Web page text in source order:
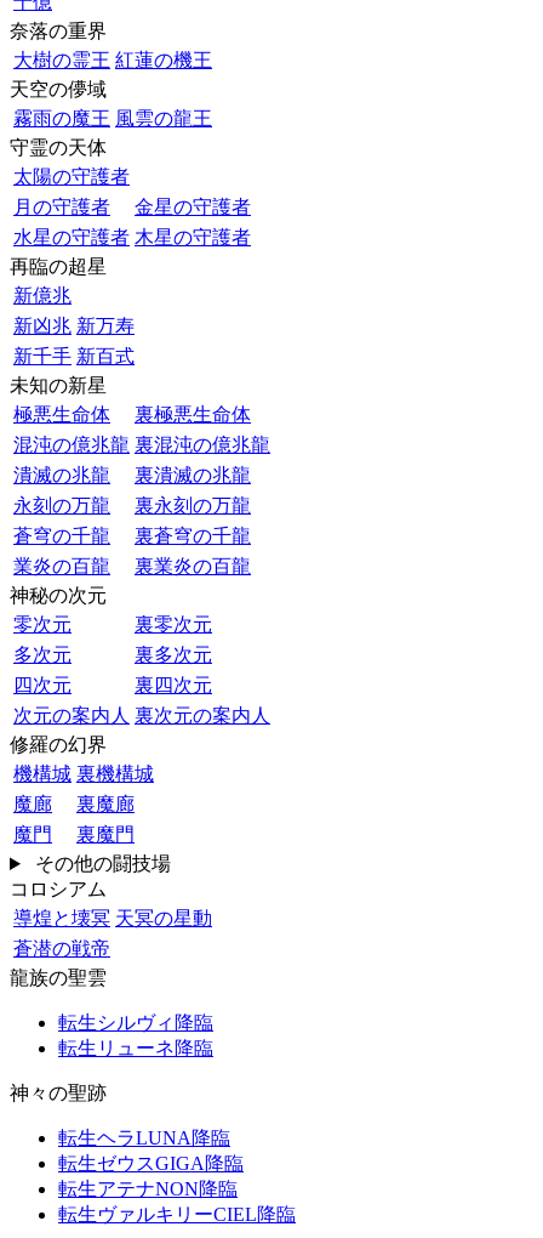
奈落の重界
大樹の霊王 紅蓮の機王
天空の儚域
霧雨の魔王 風雲の龍王
守霊の天体
太陽の守護者
月の守護者
金星の守護者
水星の守護者 木星の守護者
再臨の超星
新億兆
新凶兆 新万寿
新千手 新百式
未知の新星
極悪生命体
裏極悪生命体
混沌の億兆龍 裏混沌の億兆龍
潰滅の兆龍
裏潰滅の兆龍
永刻の万龍
裏永刻の万龍
蒼穹の千龍
裏蒼穹の千龍
業炎の百龍
裏業炎の百龍
神秘の次元
零次元
裏零次元
多次元
裏多次元
四次元
裏四次元
次元の案内人 裏次元の案内人
修羅の幻界
機構城 裏機構城
魔廊
裏魔廊
魔門
裏魔門
その他の闘技場
コロシアム
導煌と壊冥 天冥の星動
蒼潜の戦帝
龍族の聖雲
転生シルヴィ降臨
転生リューネ降臨
神々の聖跡
転生ヘラLUNA降臨
転生ゼウスGIGA降臨
転生アテナNON降臨
転生ヴァルキリーCIEL降臨